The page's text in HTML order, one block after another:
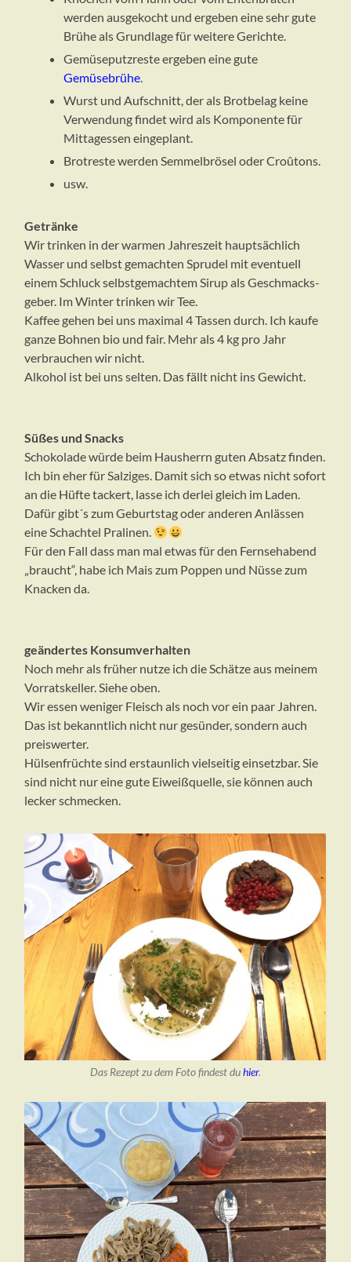
werden ausgekocht und ergeben eine sehr gute
Brühe als Grundlage für weitere Gerichte.
Gemüseputzreste ergeben eine gute
Gemüsebrühe.
Wurst und Aufschnitt, der als Brotbelag keine
Verwendung findet wird als Komponente für
Mittagessen eingeplant.
Brotreste werden Semmelbrösel oder Croûtons.
usw.
Getränke
Wir trinken in der warmen Jahreszeit hauptsächlich
Wasser und selbst gemachten Sprudel mit eventuell
einem Schluck selbstgemachtem Sirup als Geschmacks-
geber. Im Winter trinken wir Tee.
Kaffee gehen bei uns maximal 4 Tassen durch. Ich kaufe
ganze Bohnen bio und fair. Mehr als 4 kg pro Jahr
verbrauchen wir nicht.
Alkohol ist bei uns selten. Das fällt nicht ins Gewicht.
Süßes und Snacks
Schokolade würde beim Hausherrn guten Absatz finden.
Ich bin eher für Salziges. Damit sich so etwas nicht sofort
an die Hüfte tackert, lasse ich derlei gleich im Laden.
Dafür gibt´s zum Geburtstag oder anderen Anlässen
eine Schachtel Pralinen.
Für den Fall dass man mal etwas für den Fernsehabend
„braucht“, habe ich Mais zum Poppen und Nüsse zum
Knacken da.
geändertes Konsumverhalten
Noch mehr als früher nutze ich die Schätze aus meinem
Vorratskeller. Siehe oben.
Wir essen weniger Fleisch als noch vor ein paar Jahren.
Das ist bekanntlich nicht nur gesünder, sondern auch
preiswerter.
Hülsenfrüchte sind erstaunlich vielseitig einsetzbar. Sie
sind nicht nur eine gute Eiweißquelle, sie können auch
lecker schmecken.
Das Rezept zu dem Foto findest duhier.